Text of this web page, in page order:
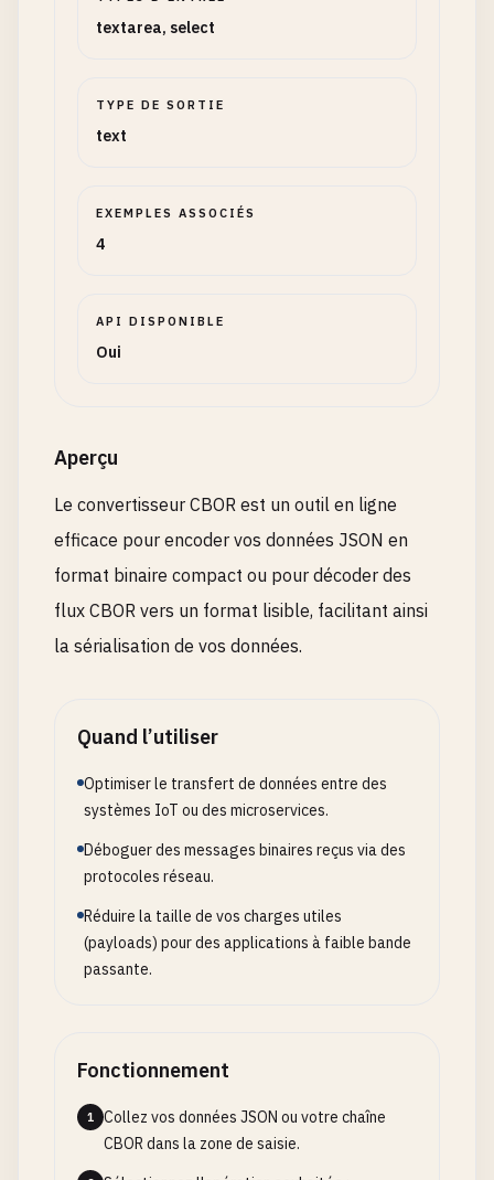
textarea, select
TYPE DE SORTIE
text
EXEMPLES ASSOCIÉS
4
API DISPONIBLE
Oui
Aperçu
Le convertisseur CBOR est un outil en ligne
efficace pour encoder vos données JSON en
format binaire compact ou pour décoder des
flux CBOR vers un format lisible, facilitant ainsi
la sérialisation de vos données.
Quand l’utiliser
Optimiser le transfert de données entre des
systèmes IoT ou des microservices.
Déboguer des messages binaires reçus via des
protocoles réseau.
Réduire la taille de vos charges utiles
(payloads) pour des applications à faible bande
passante.
Fonctionnement
1
Collez vos données JSON ou votre chaîne
CBOR dans la zone de saisie.